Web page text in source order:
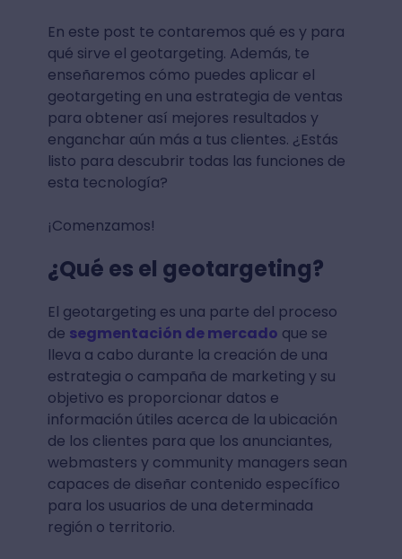
En este post te contaremos qué es y para
qué sirve el geotargeting. Además, te
enseñaremos cómo puedes aplicar el
geotargeting en una estrategia de ventas
para obtener así mejores resultados y
enganchar aún más a tus clientes. ¿Estás
listo para descubrir todas las funciones de
esta tecnología?
¡Comenzamos!
¿Qué es el geotargeting?
El geotargeting es una parte del proceso
de segmentación de mercado que se
lleva a cabo durante la creación de una
estrategia o campaña de marketing y su
objetivo es proporcionar datos e
información útiles acerca de la ubicación
de los clientes para que los anunciantes,
webmasters y community managers sean
capaces de diseñar contenido específico
para los usuarios de una determinada
región o territorio.